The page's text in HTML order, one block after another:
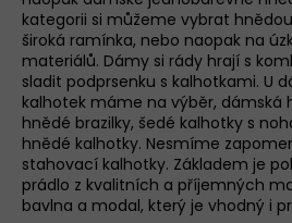
kategorii si můžeme vybrat
široká ramínka, nebo naopak na
materiálů. Dámy si rády hrají s
sladit podprsenku s kalhotkami. U
kalhotek máme na výběr, dámská
hnědé brazilky, šedé kalhotky s
hnědé kalhotky. Nesmíme
stahovací kalhotky. Základem je
prádlo z kvalitních a příjemných
bavlna a modal, který je vhodný i
j
e
t
e
n
a
j